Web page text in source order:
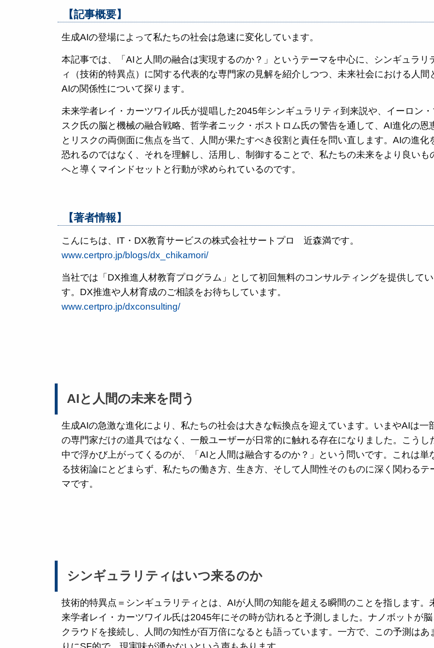
【記事概要】
生成AIの登場によって私たちの社会は急速に変化しています。
本記事では、「AIと人間の融合は実現するのか？」というテーマを中心に、シンギュラリ
ィ（技術的特異点）に関する代表的な専門家の見解を紹介しつつ、未来社会における人間
AIの関係性について探ります。
未来学者レイ・カーツワイル氏が提唱した2045年シンギュラリティ到来説や、イーロン・
スク氏の脳と機械の融合戦略、哲学者ニック・ボストロム氏の警告を通して、AI進化の恩
とリスクの両側面に焦点を当て、人間が果たすべき役割と責任を問い直します。AIの進化
恐れるのではなく、それを理解し、活用し、制御することで、私たちの未来をより良いも
へと導くマインドセットと行動が求められているのです。
【著者情報】
こんにちは、IT・DX教育サービスの株式会社サートプロ 近森満です。
www.certpro.jp/blogs/dx_chikamori/
当社では「DX推進人材教育プログラム」として初回無料のコンサルティングを提供してい
す。DX推進や人材育成のご相談をお待ちしています。
www.certpro.jp/dxconsulting/
AIと人間の未来を問う
生成AIの急激な進化により、私たちの社会は大きな転換点を迎えています。いまやAIは一
の専門家だけの道具ではなく、一般ユーザーが日常的に触れる存在になりました。こうし
中で浮かび上がってくるのが、「AIと人間は融合するのか？」という問いです。これは単
る技術論にとどまらず、私たちの働き方、生き方、そして人間性そのものに深く関わるテ
マです。
シンギュラリティはいつ来るのか
技術的特異点＝シンギュラリティとは、AIが人間の知能を超える瞬間のことを指します。
来学者レイ・カーツワイル氏は2045年にその時が訪れると予測しました。ナノボットが脳
クラウドを接続し、人間の知性が百万倍になるとも語っています。一方で、この予測はあ